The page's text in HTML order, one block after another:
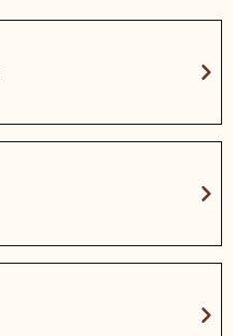
chevron_right
chevron_right
chevron_right